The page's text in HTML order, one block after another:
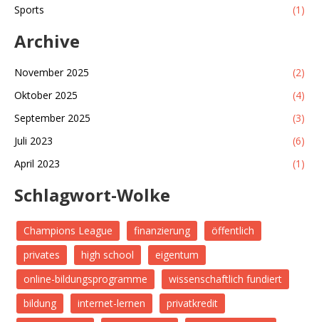
Sports
(1)
Archive
November 2025
(2)
Oktober 2025
(4)
September 2025
(3)
Juli 2023
(6)
April 2023
(1)
Schlagwort-Wolke
Champions League finanzierung
öffentlich
privates
high school
eigentum
online-bildungsprogramme
wissenschaftlich fundiert
bildung
internet-lernen
privatkredit